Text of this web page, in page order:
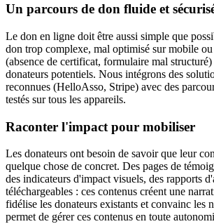
Un parcours de don fluide et
Le don en ligne doit être aussi simple que
don trop complexe, mal optimisé sur mobile ou
(absence de certificat, formulaire mal
donateurs potentiels. Nous intégrons des
reconnues (HelloAsso, Stripe) avec des
testés sur tous les appareils.
Raconter l'impact pour mobiliser
Les donateurs ont besoin de savoir que leur
quelque chose de concret. Des pages de
des indicateurs d'impact visuels, des rapports
téléchargeables : ces contenus créent une
fidélise les donateurs existants et convainc les
permet de gérer ces contenus en toute